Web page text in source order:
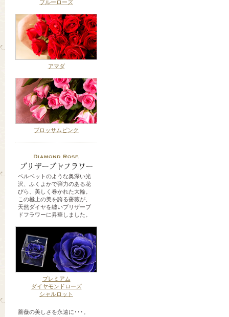
ブルーローズ
アマダ
ブロッサムピンク
ベルベットのような奥深い光
沢、ふくよかで弾力のある花
びら、美しく巻かれた大輪。
この極上の美を誇る薔薇が、
天然ダイヤを纏いブリザーブ
ドフラワーに昇華しました。
プレミアム
ダイヤモンドローズ
シャルロット
薔薇の美しさを永遠に･･･。